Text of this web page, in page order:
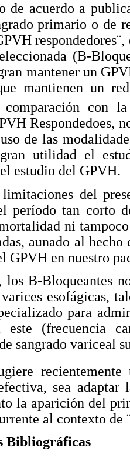
de acuerdo a
primario o de
(B-
mantener un
mantienen un
comparación con
Respondedoes,
de las
utilidad el
estudio del GPVH.
del
período tan corto
ni
aunado al
GPVH en nuestro
los B-Bloqueantes
esofágicas,
para
este (frecuencia
sangrado variceal
recientemente
sea adaptar
la aparición del
al contexto de
Bibliográficas